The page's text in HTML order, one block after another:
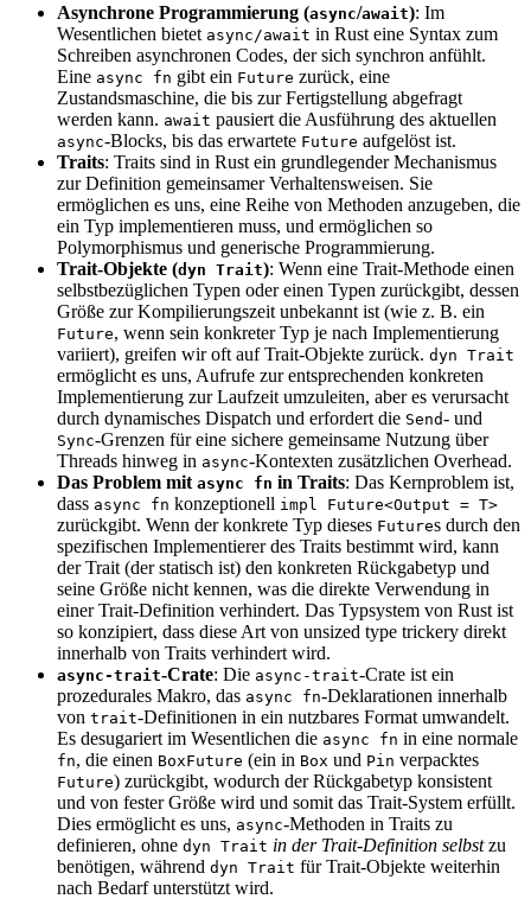
Asynchrone Programmierung (async/await): Im
Wesentlichen bietet async/await in Rust eine Syntax zum
Schreiben asynchronen Codes, der sich synchron anfühlt.
Eine async fn gibt ein Future zurück, eine
Zustandsmaschine, die bis zur Fertigstellung abgefragt
werden kann. await pausiert die Ausführung des aktuellen
async-Blocks, bis das erwartete Future aufgelöst ist.
Traits: Traits sind in Rust ein grundlegender Mechanismus
zur Definition gemeinsamer Verhaltensweisen. Sie
ermöglichen es uns, eine Reihe von Methoden anzugeben, die
ein Typ implementieren muss, und ermöglichen so
Polymorphismus und generische Programmierung.
Trait-Objekte (dyn Trait): Wenn eine Trait-Methode einen
selbstbezüglichen Typen oder einen Typen zurückgibt, dessen
Größe zur Kompilierungszeit unbekannt ist (wie z. B. ein
Future, wenn sein konkreter Typ je nach Implementierung
variiert), greifen wir oft auf Trait-Objekte zurück. dyn Trait
ermöglicht es uns, Aufrufe zur entsprechenden konkreten
Implementierung zur Laufzeit umzuleiten, aber es verursacht
durch dynamisches Dispatch und erfordert die Send- und
Sync-Grenzen für eine sichere gemeinsame Nutzung über
Threads hinweg in async-Kontexten zusätzlichen Overhead.
Das Problem mit async fn in Traits: Das Kernproblem ist,
dass async fn konzeptionell impl Future<Output = T>
zurückgibt. Wenn der konkrete Typ dieses Futures durch den
spezifischen Implementierer des Traits bestimmt wird, kann
der Trait (der statisch ist) den konkreten Rückgabetyp und
seine Größe nicht kennen, was die direkte Verwendung in
einer Trait-Definition verhindert. Das Typsystem von Rust ist
so konzipiert, dass diese Art von unsized type trickery direkt
innerhalb von Traits verhindert wird.
async-trait-Crate: Die async-trait-Crate ist ein
prozedurales Makro, das async fn-Deklarationen innerhalb
von trait-Definitionen in ein nutzbares Format umwandelt.
Es desugariert im Wesentlichen die async fn in eine normale
fn, die einen BoxFuture (ein in Box und Pin verpacktes
Future) zurückgibt, wodurch der Rückgabetyp konsistent
und von fester Größe wird und somit das Trait-System erfüllt.
Dies ermöglicht es uns, async-Methoden in Traits zu
definieren, ohne dyn Trait in der Trait-Definition selbstzu
benötigen, während dyn Trait für Trait-Objekte weiterhin
nach Bedarf unterstützt wird.